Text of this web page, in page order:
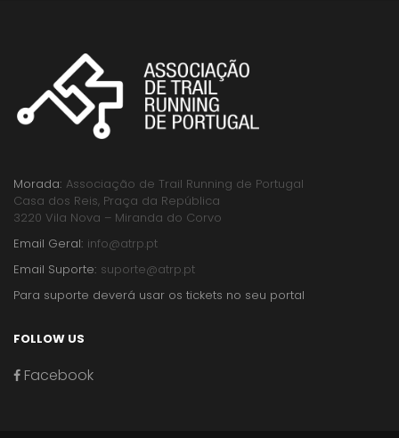
Morada: Associação de Trail Running de Portugal
Casa dos Reis, Praça da República
3220 Vila Nova – Miranda do Corvo
Email Geral: info@atrp.pt
Email Suporte: suporte@atrp.pt
Para suporte deverá usar os tickets no seu portal
FOLLOW US
Facebook